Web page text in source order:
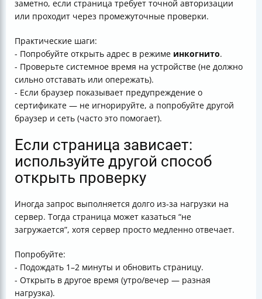
заметно, если страница требует точной авторизации
или проходит через промежуточные проверки.
Практические шаги:
- Попробуйте открыть адрес в режиме инкогнито.
- Проверьте системное время на устройстве (не должно
сильно отставать или опережать).
- Если браузер показывает предупреждение о
сертификате — не игнорируйте, а попробуйте другой
браузер и сеть (часто это помогает).
Если страница зависает:
используйте другой способ
открыть проверку
Иногда запрос выполняется долго из‑за нагрузки на
сервер. Тогда страница может казаться “не
загружается”, хотя сервер просто медленно отвечает.
Попробуйте:
- Подождать 1–2 минуты и обновить страницу.
- Открыть в другое время (утро/вечер — разная
нагрузка).